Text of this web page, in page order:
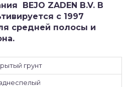
BEJO ZADEN B.V. В
с 1997
средней полосы и
грунт